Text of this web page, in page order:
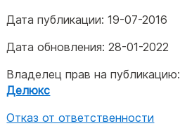
Дата публикации:19-07-2016
Дата обновления: 28-01-2022
Владелец прав на публикацию:
Делюкс
Отказ от ответственности